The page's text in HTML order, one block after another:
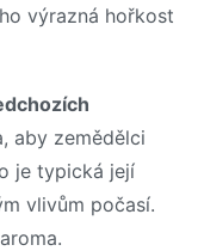
výrazná hořkost
aby zemědělci
je typická její
vlivům počasí.